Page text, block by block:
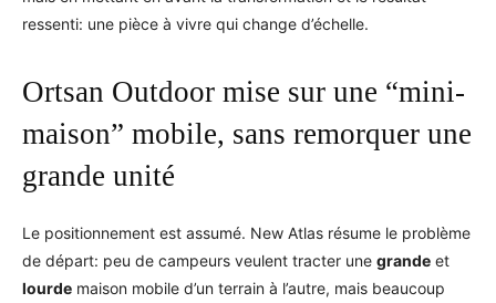
ressenti: une pièce à vivre qui change d’échelle.
Ortsan Outdoor mise sur une “mini-
maison” mobile, sans remorquer une
grande unité
Le positionnement est assumé. New Atlas résume le problème
de départ: peu de campeurs veulent tracter une grande et
lourde maison mobile d’un terrain à l’autre, mais beaucoup